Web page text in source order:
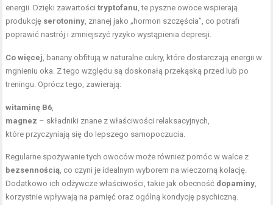
energii. Dzięki zawartościtryptofanu, te pyszne owoce wspierają
produkcję serotoniny, znanej jako „hormon szczęścia”, co potrafi
poprawić nastrój i zmniejszyć ryzyko wystąpienia depresji.
Co więcej, banany obfitują w naturalne cukry, które dostarczają energii w
mgnieniu oka. Z tego względu są doskonałą przekąską przed lub po
treningu. Oprócz tego, zawierają:
witaminę B6,
magnez – składniki znane z właściwości relaksacyjnych,
które przyczyniają się do lepszego samopoczucia.
Regularne spożywanie tych owoców może również pomóc w walce z
bezsennością, co czyni je idealnym wyborem na wieczorną kolację.
Dodatkowo ich odżywcze właściwości, takie jak obecność dopaminy,
korzystnie wpływają na pamięć oraz ogólną kondycję psychiczną.